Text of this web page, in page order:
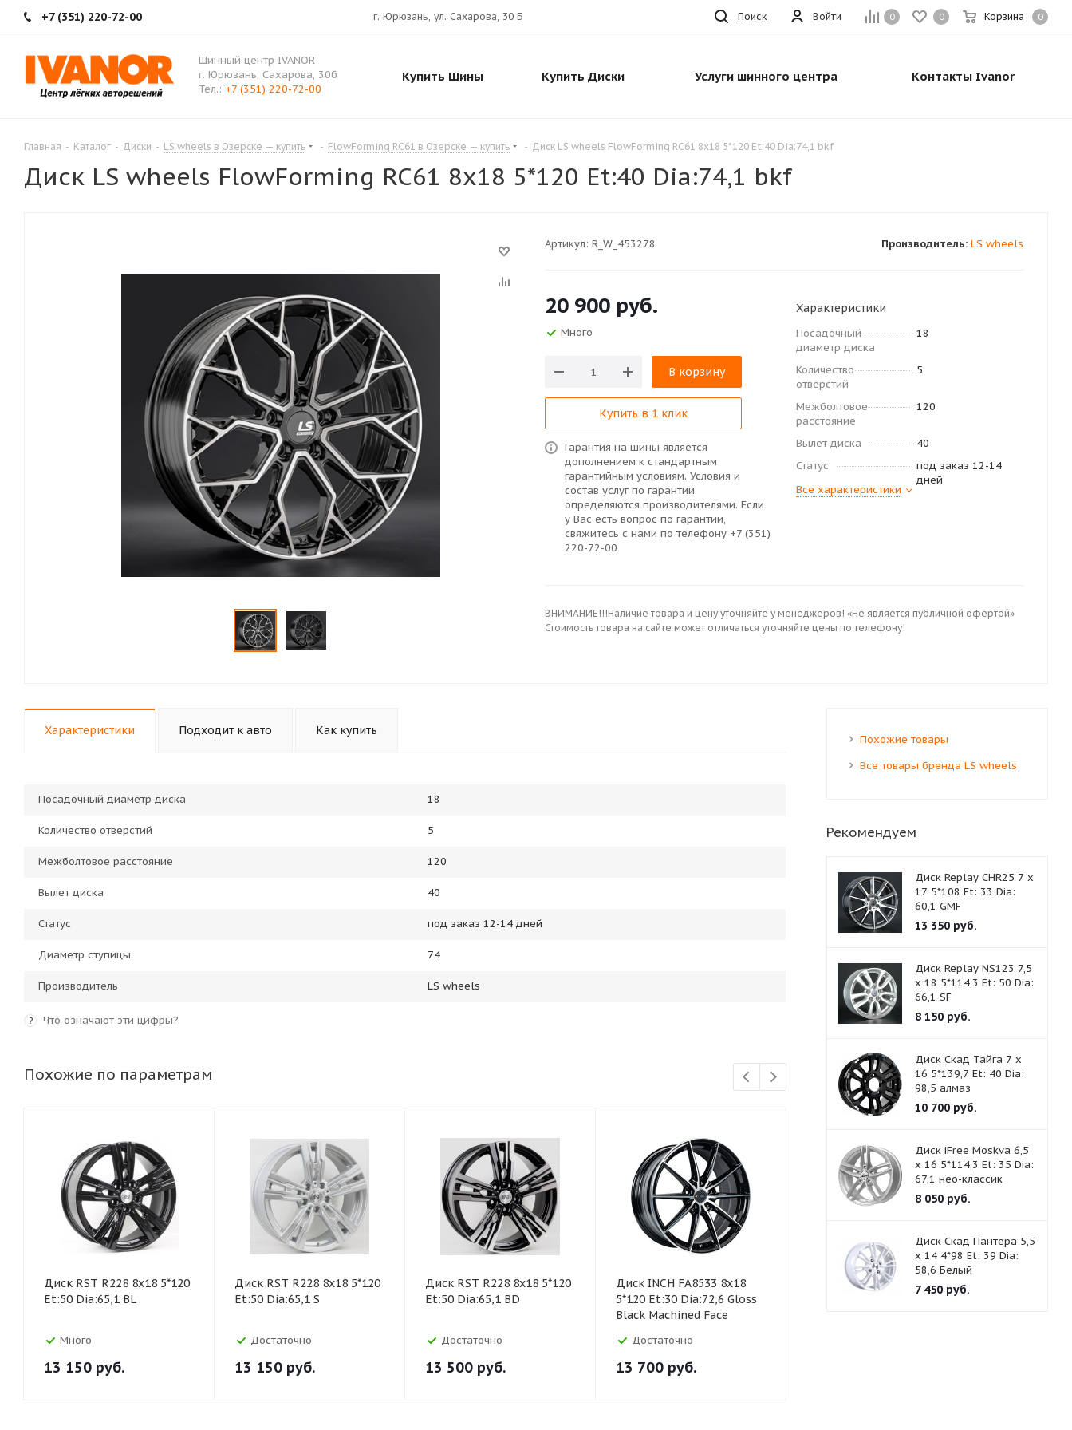
+7 (351) 220-72-00 0 0 Корзина 0
Войти
г. Юрюзань, ул. Сахарова, 30 Б Поиск
Шинный центр IVANOR
г. Юрюзань, Сахарова, 30б
Тел.: +7 (351) 220-72-00
Купить Шины Купить Диски Услуги шинного центра Контакты Ivanor
Главная - Каталог - Диски - LS wheels в Озерске — купить - FlowForming RC61 в Озерске — купить - Диск LS wheels FlowForming RC61 8x18 5*120 Et:40 Dia:74,1 bkf
Диск LS wheels FlowForming RC61 8x18 5*120 Et:40 Dia:74,1 bkf
Артикул: R_W_453278 Производитель: LS wheels
20 900 руб.
Много
В корзину
Купить в 1 клик
Гарантия на шины является
дополнением к стандартным
гарантийным условиям. Условия и
состав услуг по гарантии
определяются производителями. Если
у Вас есть вопрос по гарантии,
свяжитесь с нами по телефону +7 (351)
220-72-00
Характеристики
Посадочный
диаметр диска
18
Количество
отверстий
5
Межболтовое
расстояние
120
Вылет диска
40
Статус
под заказ 12-14
дней
Все характеристики
ВНИМАНИЕ!!!Наличие товара и цену уточняйте у менеджеров! «Не является публичной офертой»
Стоимость товара на сайте может отличаться уточняйте цены по телефону!
Характеристики Подходит к авто Как купить
Посадочный диаметр диска 18
Количество отверстий 5
Межболтовое расстояние 120
Вылет диска 40
Статус под заказ 12-14 дней
Диаметр ступицы 74
Производитель LS wheels
? Что означают эти цифры?
Похожие по параметрам
Диск RST R228 8x18 5*120
Et:50 Dia:65,1 BL
Много
13 150 руб.
Диск RST R228 8x18 5*120
Et:50 Dia:65,1 S
Достаточно
13 150 руб.
Диск RST R228 8x18 5*120
Et:50 Dia:65,1 BD
Достаточно
13 500 руб.
Диск INCH FA8533 8x18
5*120 Et:30 Dia:72,6 Gloss
Black Machined Face
Достаточно
13 700 руб.
Диск Replay B70 8 x 18
Похожие товары
Все товары бренда LS wheels
Рекомендуем
Диск Replay CHR25 7 x
17 5*108 Et: 33 Dia:
60,1 GMF
13 350руб.
Диск Replay NS123 7,5
x 18 5*114,3 Et: 50 Dia:
66,1 SF
8 150руб.
Диск Скад Тайга 7 x
16 5*139,7 Et: 40 Dia:
98,5 алмаз
10 700руб.
Диск iFree Moskva 6,5
x 16 5*114,3 Et: 35 Dia:
67,1 нео-классик
8 050руб.
Диск Скад Пантера 5,5
x 14 4*98 Et: 39 Dia:
58,6 Белый
7 450руб.